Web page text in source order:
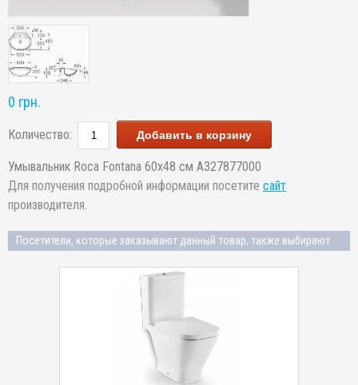
0 грн.
Количество: Добавить в корзину
Умывальник Roca Fontana 60x48 см A327877000
Для получения подробной информации посетите сайт
производителя.
Посетители, которые заказывают данный товар, также выбирают